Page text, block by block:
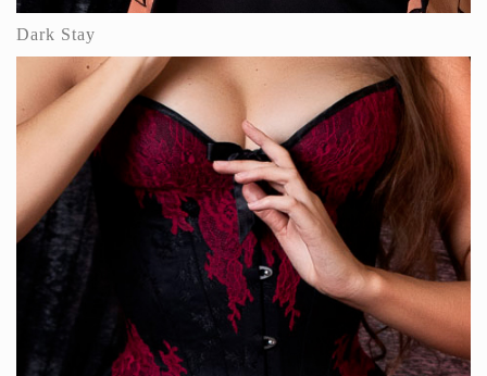
Dark Stay